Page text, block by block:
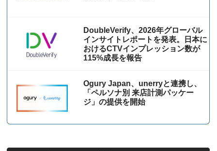
DoubleVerify、2026年グローバル
インサイトレポートを発表。日本に
おけるCTVインプレッション数が
115%成⻑を報告
Ogury Japan、unerryと連携し、
「ペルソナ別 来店計測パッケー
ジ」の提供を開始